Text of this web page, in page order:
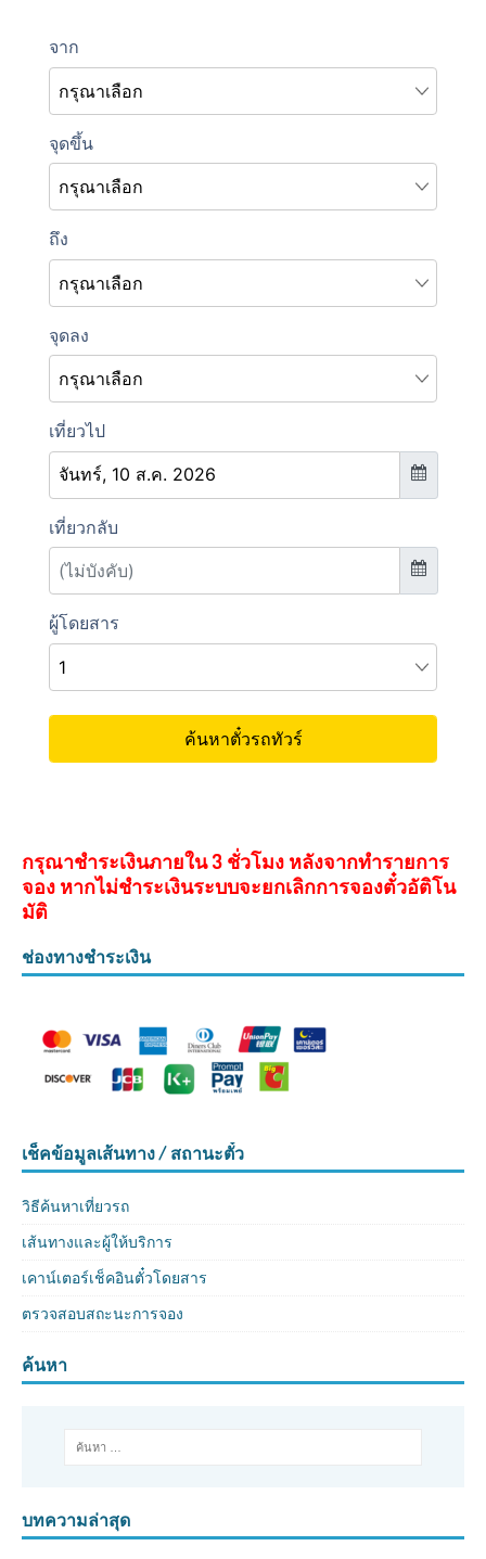
กรุณาชำระเงินภายใน 3 ชั่วโมง หลังจากทำรายการ
จอง หากไม่ชำระเงินระบบจะยกเลิกการจองตั๋วอัติโน
มัติ
ช่องทางชำระเงิน
เช็คข้อมูลเส้นทาง / สถานะตั๋ว
วิธีค้นหาเที่ยวรถ
เส้นทางและผู้ให้บริการ
เคาน์เตอร์เช็คอินตั๋วโดยสาร
ตรวจสอบสถะนะการจอง
ค้นหา
บทความล่าสุด